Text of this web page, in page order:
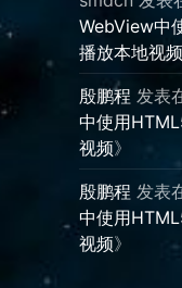
WebView中
播放本地视频
殷鹏程 发表
中使用
视频》
殷鹏程 发表
中使用
视频》